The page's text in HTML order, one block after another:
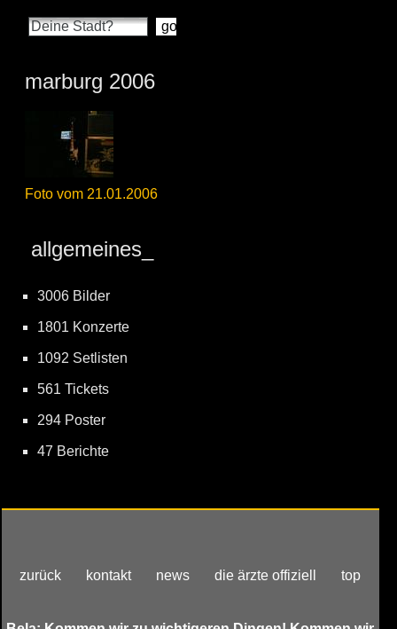
marburg 2006
Foto vom 21.01.2006
allgemeines_
3006 Bilder
1801 Konzerte
1092 Setlisten
561 Tickets
294 Poster
47 Berichte
zurück kontakt news die ärzte offiziell top